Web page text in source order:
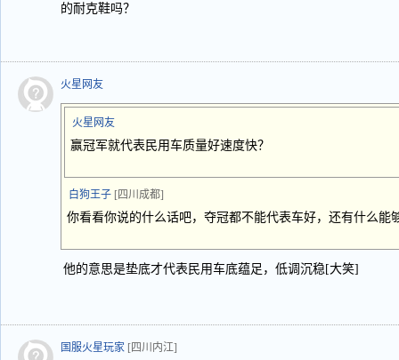
的耐克鞋吗？
火星网友
火星网友
赢冠军就代表民用车质量好速度快？
白狗王子 [四川成都]
你看看你说的什么话吧，夺冠都不能代表车好，还有什么能
他的意思是垫底才代表民用车底蕴足，低调沉稳[大笑]
国服火星玩家 [四川内江]